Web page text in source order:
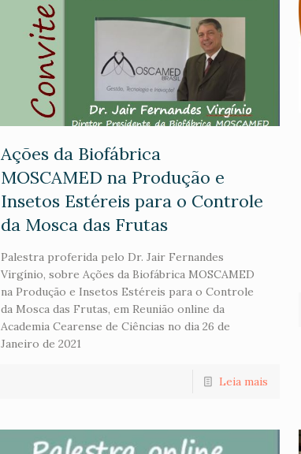
Ações da Biofábrica
MOSCAMED na Produção e
Insetos Estéreis para o Controle
da Mosca das Frutas
Palestra proferida pelo Dr. Jair Fernandes
Virgínio, sobre Ações da Biofábrica MOSCAMED
na Produção e Insetos Estéreis para o Controle
da Mosca das Frutas, em Reunião online da
Academia Cearense de Ciências no dia 26 de
Janeiro de 2021
Leia mais